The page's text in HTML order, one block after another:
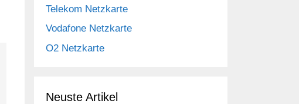
Telekom Netzkarte
Vodafone Netzkarte
O2 Netzkarte
Neuste Artikel